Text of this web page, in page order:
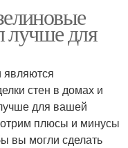
лучше для
стен в домах и
для вашей
плюсы и минусы
вы могли сделать